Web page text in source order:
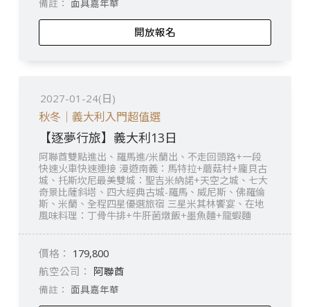
開放報名
面具嘉年華
2027-01-24(日)
秋冬｜義大利入門超值選
【逐夢行旅】義大利13日
阿聯酋雙點進出、羅馬進/米蘭出、不走回頭路+一段
快速火車快速連接 漫遊南義：馬特拉+蘑菇村+龐貝古
城、托斯坎尼最美雙城：聖吉米納諾+天空之城、七大
奇景比薩斜塔、四大經典古城-羅馬、威尼斯、佛羅倫
斯、米蘭、全程四星優選旅宿 三星米其林饗宴、在地
風味料理：丁骨牛排+牛肝菌燉飯+墨魚麵+龍蝦麵
179,800
阿聯酋
面具嘉年華